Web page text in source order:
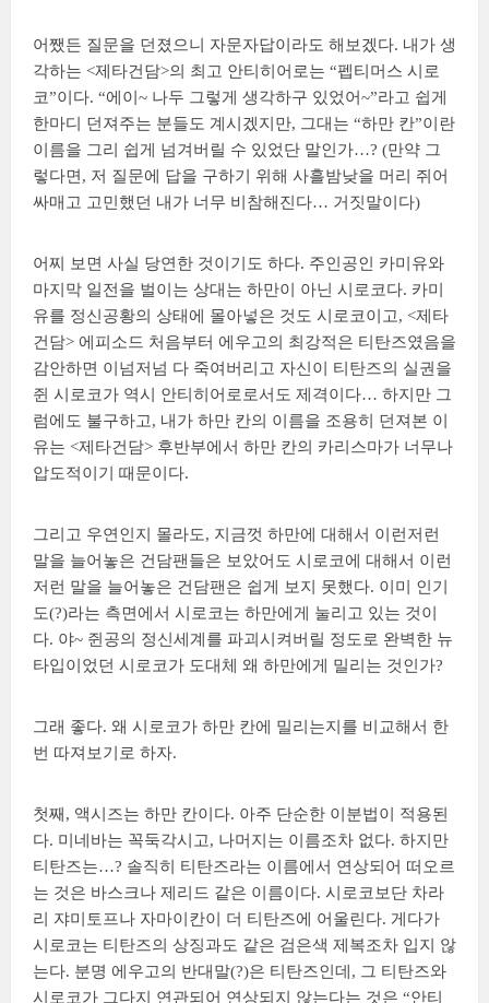
어쨌든 질문을 던졌으니 자문자답이라도 해보겠다. 내가 생
각하는 <제타건담>의 최고 안티히어로는 “펩티머스 시로
코”이다. “에이~ 나두 그렇게 생각하구 있었어~”라고 쉽게
한마디 던져주는 분들도 계시겠지만, 그대는 “하만 칸”이란
이름을 그리 쉽게 넘겨버릴 수 있었단 말인가…? (만약 그
렇다면, 저 질문에 답을 구하기 위해 사흘밤낮을 머리 쥐어
싸매고 고민했던 내가 너무 비참해진다… 거짓말이다)
어찌 보면 사실 당연한 것이기도 하다. 주인공인 카미유와
마지막 일전을 벌이는 상대는 하만이 아닌 시로코다. 카미
유를 정신공황의 상태에 몰아넣은 것도 시로코이고, <제타
건담> 에피소드 처음부터 에우고의 최강적은 티탄즈였음을
감안하면 이넘저넘 다 죽여버리고 자신이 티탄즈의 실권을
쥔 시로코가 역시 안티히어로로서도 제격이다… 하지만 그
럼에도 불구하고, 내가 하만 칸의 이름을 조용히 던져본 이
유는 <제타건담> 후반부에서 하만 칸의 카리스마가 너무나
압도적이기 때문이다.
그리고 우연인지 몰라도, 지금껏 하만에 대해서 이런저런
말을 늘어놓은 건담팬들은 보았어도 시로코에 대해서 이런
저런 말을 늘어놓은 건담팬은 쉽게 보지 못했다. 이미 인기
도(?)라는 측면에서 시로코는 하만에게 눌리고 있는 것이
다. 야~ 쥔공의 정신세계를 파괴시켜버릴 정도로 완벽한 뉴
타입이었던 시로코가 도대체 왜 하만에게 밀리는 것인가?
그래 좋다. 왜 시로코가 하만 칸에 밀리는지를 비교해서 한
번 따져보기로 하자.
첫째, 액시즈는 하만 칸이다. 아주 단순한 이분법이 적용된
다. 미네바는 꼭둑각시고, 나머지는 이름조차 없다. 하지만
티탄즈는…? 솔직히 티탄즈라는 이름에서 연상되어 떠오르
는 것은 바스크나 제리드 같은 이름이다. 시로코보단 차라
리 쟈미토프나 자마이칸이 더 티탄즈에 어울린다. 게다가
시로코는 티탄즈의 상징과도 같은 검은색 제복조차 입지 않
는다. 분명 에우고의 반대말(?)은 티탄즈인데, 그 티탄즈와
시로코가 그다지 연관되어 연상되지 않는다는 것은 “안티